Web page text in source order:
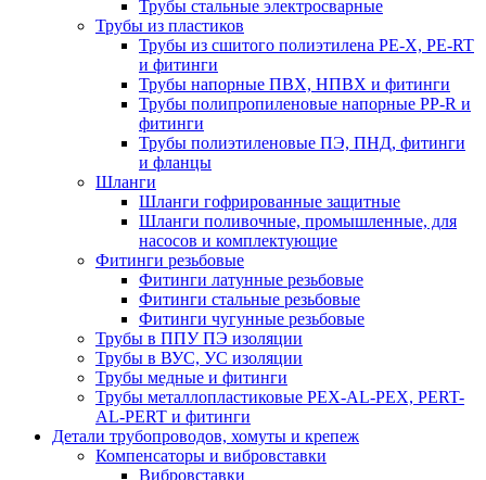
Трубы стальные электросварные
Трубы из пластиков
Трубы из сшитого полиэтилена PE-X, PE-RT
и фитинги
Трубы напорные ПВХ, НПВХ и фитинги
Трубы полипропиленовые напорные PP-R и
фитинги
Трубы полиэтиленовые ПЭ, ПНД, фитинги
и фланцы
Шланги
Шланги гофрированные защитные
Шланги поливочные, промышленные, для
насосов и комплектующие
Фитинги резьбовые
Фитинги латунные резьбовые
Фитинги стальные резьбовые
Фитинги чугунные резьбовые
Трубы в ППУ ПЭ изоляции
Трубы в ВУС, УС изоляции
Трубы медные и фитинги
Трубы металлопластиковые PEX-AL-PEX, PERT-
AL-PERT и фитинги
Детали трубопроводов, хомуты и крепеж
Компенсаторы и вибровставки
Вибровставки